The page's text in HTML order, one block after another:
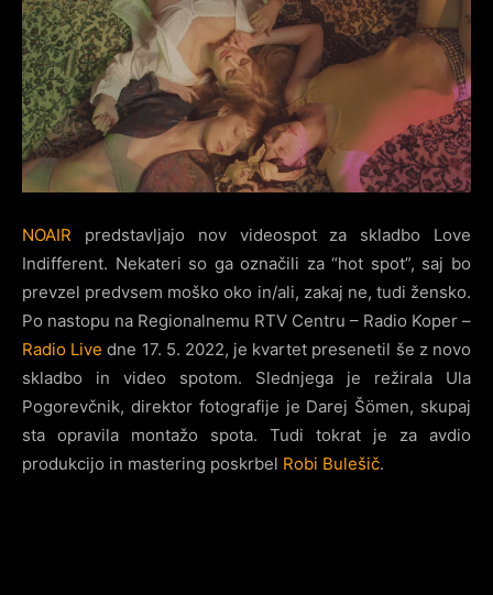
NOAIR predstavljajo nov videospot za skladbo Love
Indifferent. Nekateri so ga označili za “hot spot”, saj bo
prevzel predvsem moško oko in/ali, zakaj ne, tudi žensko.
Po nastopu na Regionalnemu RTV Centru – Radio Koper –
Radio Live dne 17. 5. 2022, je kvartet presenetil še z novo
skladbo in video spotom. Slednjega je režirala Ula
Pogorevčnik, direktor fotografije je Darej Šömen, skupaj
sta opravila montažo spota. Tudi tokrat je za avdio
produkcijo in mastering poskrbel Robi Bulešič.